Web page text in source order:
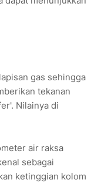
gas sehingga
tekanan
Nilainya di
air raksa
sebagai
ketinggian kolom